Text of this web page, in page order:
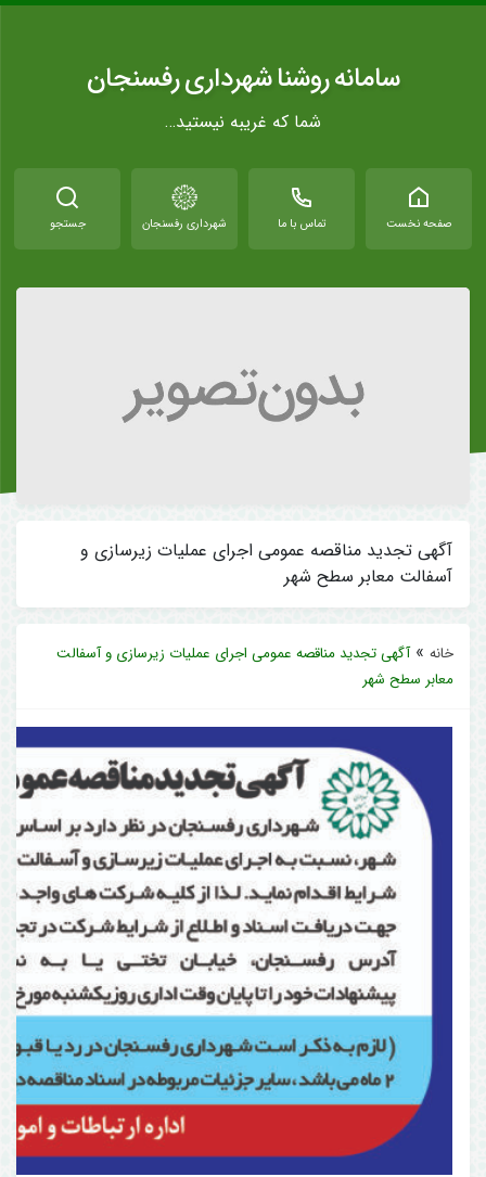
سامانه روشنا شهرداری رفسنجان
شما که غریبه نیستید…
صفحه نخست تماس با ما شهرداری رفسنجان جستجو
آگهی تجدید مناقصه عمومی اجرای عملیات زیرسازی و
آسفالت معابر سطح شهر
خانه »آگهی تجدید مناقصه عمومی اجرای عملیات زیرسازی و آسفالت
معابر سطح شهر